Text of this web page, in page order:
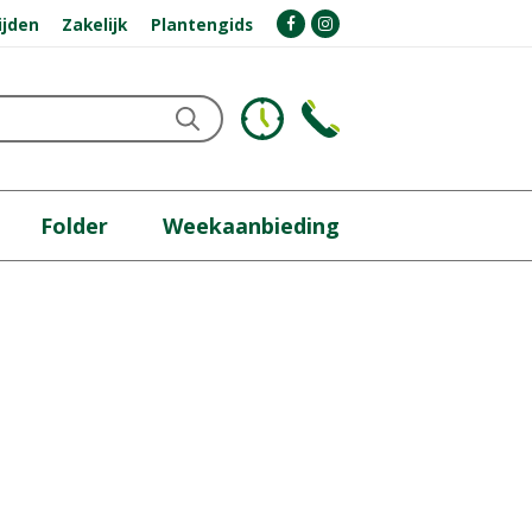
Zakelijk Plantengids
Folder Weekaanbieding